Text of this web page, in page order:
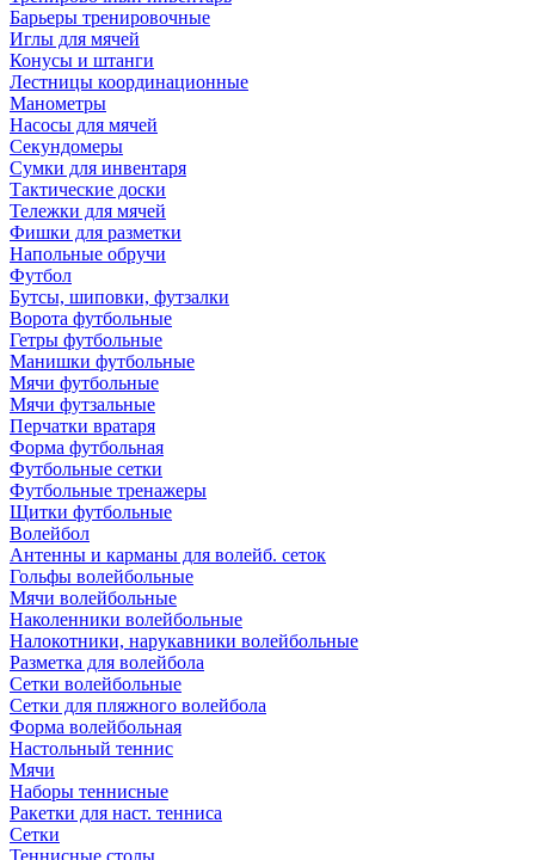
Барьеры тренировочные
Иглы для мячей
Конусы и штанги
Лестницы координационные
Манометры
Насосы для мячей
Секундомеры
Сумки для инвентаря
Тактические доски
Тележки для мячей
Фишки для разметки
Напольные обручи
Футбол
Бутсы, шиповки, футзалки
Ворота футбольные
Гетры футбольные
Манишки футбольные
Мячи футбольные
Мячи футзальные
Перчатки вратаря
Форма футбольная
Футбольные сетки
Футбольные тренажеры
Щитки футбольные
Волейбол
Антенны и карманы для волейб. сеток
Гольфы волейбольные
Мячи волейбольные
Наколенники волейбольные
Налокотники, нарукавники волейбольные
Разметка для волейбола
Сетки волейбольные
Сетки для пляжного волейбола
Форма волейбольная
Настольный теннис
Мячи
Наборы теннисные
Ракетки для наст. тенниса
Сетки
Теннисные столы